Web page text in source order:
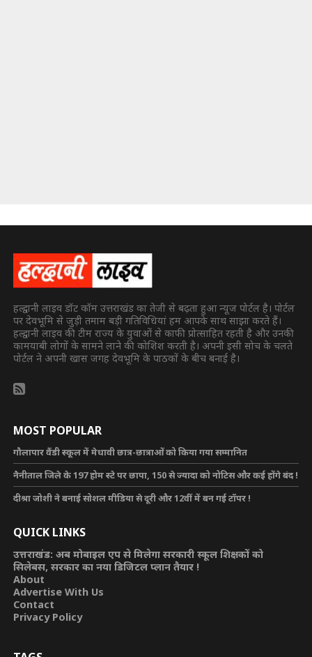
हल्द्वानी लाइव डॉट कॉम उत्तराखंड का तेजी से बढ़ता हुआ न्यूज पोर्टल है। पोर्टल
पर देवभूमि से जुड़ी तमाम बड़ी गतिविधियां हम आपके साथ साझा करते हैं।
हल्द्वानी लाइव की टीम राज्य के युवाओं से काफी प्रोत्साहित रहती है और उनकी
कामयाबी लोगों के सामने लाने की कोशिश करती है। अपनी इसी सोच के चलते
पोर्टल ने अपनी खास जगह देवभूमि के पाठकों के बीच बनाई है।
MOST POPULAR
गौलापार वैंडी स्कूल में मेधावी छात्र-छात्राओं को किया गया सम्मानित
नैनीताल जिले के 197 होम स्टे पर छापा, 150 से ज्यादा को नोटिस और कई होंगे बंद !
दीश्रा जोशी ने बनाई सोशल मीडिया से दूरी और 12वीं में बन गई टॉपर !
QUICK LINKS
उत्तराखंड: अब मोबाइल एप से मिलेगा सरकारी स्कूल शिक्षकों को
सिलेबस, सरकार का नया डिजिटल प्लान तैयार !
About
Advertise With Us
Contact
Privacy Policy